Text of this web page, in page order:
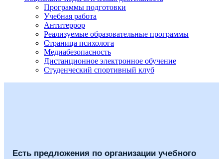
Программы подготовки
Учебная работа
Антитеррор
Реализуемые образовательные программы
Страница психолога
Медиабезопасность
Дистанционное электронное обучение
Студенческий спортивный клуб
Есть предложения по организации учебного